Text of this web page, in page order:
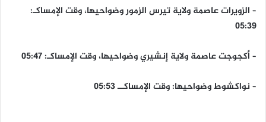
– الزويرات عاصمة ولاية تيرس الزمور وضواحيها، وقت الإمساكـ:
05:39
– أكجوجت عاصمة ولاية إنشيري وضواحيها، وقت الإمساكـ: 05:47
– نواكشوط وضواحيها: وقت الإمساكــ 05:53